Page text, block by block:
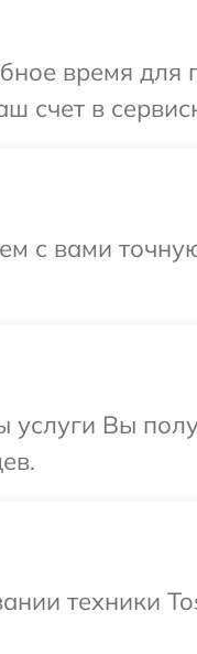
время
счет в
с вами
услуги Вы
техники